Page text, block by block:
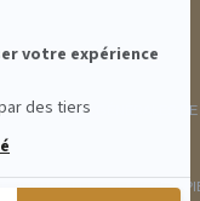
votre expérience
des tiers
CONDITIONS GÉNÉRALES
LES CALANQUES